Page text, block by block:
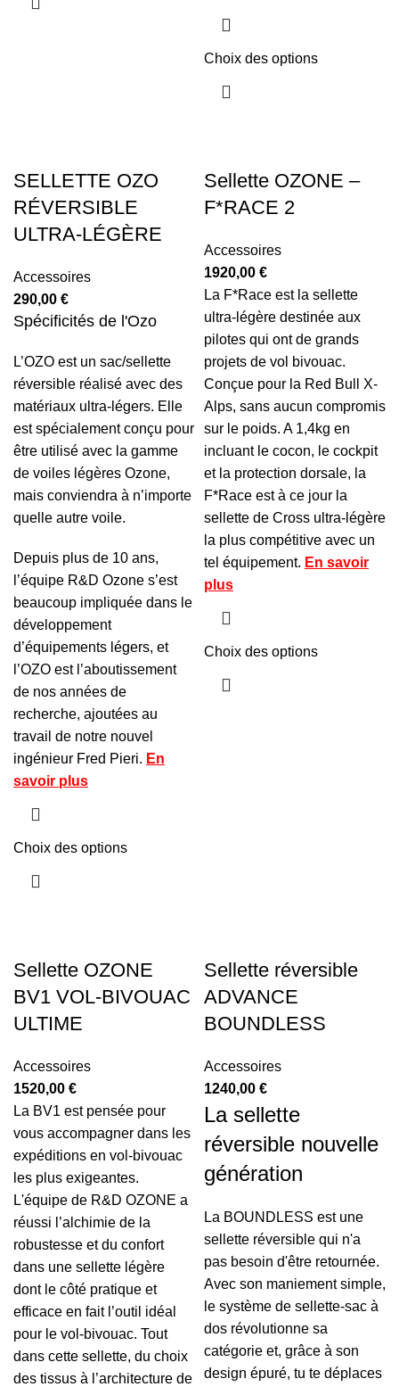
Choix des options
SELLETTE OZO
RÉVERSIBLE
ULTRA-LÉGÈRE
Accessoires
290,00 €
Spécificités de l'Ozo
L’OZO est un sac/sellette
réversible réalisé avec des
matériaux ultra-légers. Elle
est spécialement conçu pour
être utilisé avec la gamme
de voiles légères Ozone,
mais conviendra à n’importe
quelle autre voile.
Depuis plus de 10 ans,
l’équipe R&D Ozone s’est
beaucoup impliquée dans le
développement
d’équipements légers, et
l’OZO est l’aboutissement
de nos années de
recherche, ajoutées au
travail de notre nouvel
ingénieur Fred Pieri. En
savoir plus
Choix des options
Sellette OZONE –
F*RACE 2
Accessoires
1920,00 €
La F*Race est la sellette
ultra-légère destinée aux
pilotes qui ont de grands
projets de vol bivouac.
Conçue pour la Red Bull X-
Alps, sans aucun compromis
sur le poids. A 1,4kg en
incluant le cocon, le cockpit
et la protection dorsale, la
F*Race est à ce jour la
sellette de Cross ultra-légère
la plus compétitive avec un
tel équipement. En savoir
plus
Choix des options
Sellette OZONE
BV1 VOL-BIVOUAC
ULTIME
Accessoires
1520,00 €
La BV1 est pensée pour
vous accompagner dans les
expéditions en vol-bivouac
les plus exigeantes.
L'équipe de R&D OZONE a
réussi l’alchimie de la
robustesse et du confort
dans une sellette légère
dont le côté pratique et
efficace en fait l’outil idéal
pour le vol-bivouac. Tout
dans cette sellette, du choix
des tissus à l’architecture de
Sellette réversible
ADVANCE
BOUNDLESS
Accessoires
1240,00 €
La sellette
réversible nouvelle
génération
La BOUNDLESS est une
sellette réversible qui n'a
pas besoin d'être retournée.
Avec son maniement simple,
le système de sellette-sac à
dos révolutionne sa
catégorie et, grâce à son
design épuré, tu te déplaces